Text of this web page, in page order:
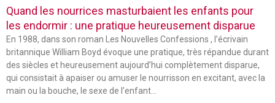
Quand les nourrices masturbaient les enfants pour
les endormir : une pratique heureusement disparue
En 1988, dans son roman Les Nouvelles Confessions , l’écrivain
britannique William Boyd évoque une pratique, très répandue durant
des siècles et heureusement aujourd’hui complètement disparue,
qui consistait à apaiser ou amuser le nourrisson en excitant, avec la
main ou la bouche, le sexe de l’enfant…